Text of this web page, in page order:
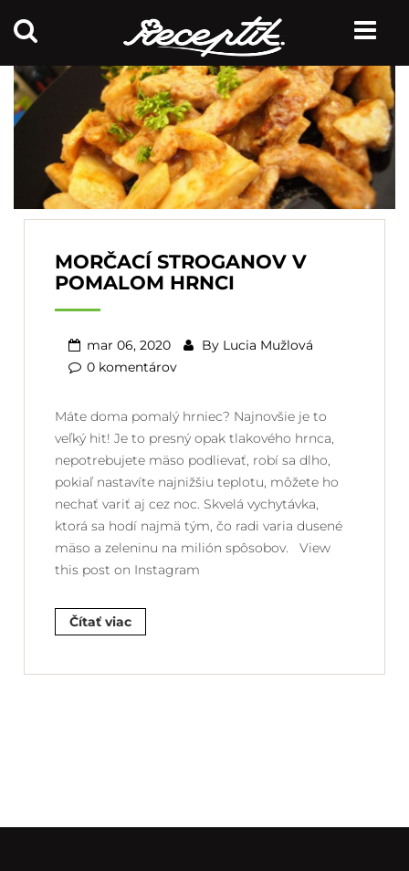
MORČACÍ STROGANOV V
POMALOM HRNCI
mar 06, 2020 By Lucia Mužlová
0 komentárov
Máte doma pomalý hrniec? Najnovšie je to
veľký hit! Je to presný opak tlakového hrnca,
nepotrebujete mäso podlievať, robí sa dlho,
pokiaľ nastavíte najnižšiu teplotu, môžete ho
nechať variť aj cez noc. Skvelá vychytávka,
ktorá sa hodí najmä tým, čo radi varia dusené
mäso a zeleninu na milión spôsobov. View
this post on Instagram
Čítať viac